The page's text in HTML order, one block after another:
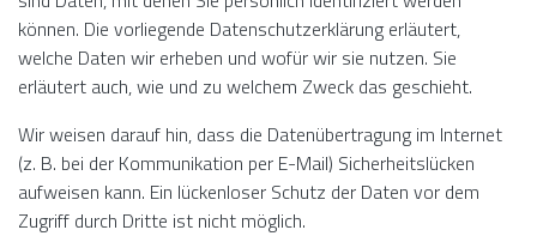
können. Die vorliegende Datenschutzerklärung erläutert,
welche Daten wir erheben und wofür wir sie nutzen. Sie
erläutert auch, wie und zu welchem Zweck das geschieht.
Wir weisen darauf hin, dass die Datenübertragung im Internet
(z. B. bei der Kommunikation per E-Mail) Sicherheitslücken
aufweisen kann. Ein lückenloser Schutz der Daten vor dem
Zugriff durch Dritte ist nicht möglich.